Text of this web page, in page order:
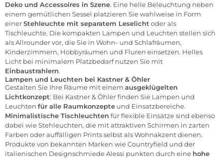
Deko und Accessoires in Szene. Eine helle Beleuchtung neben
einem gemütlichen Sessel platzieren Sie wahlweise in Form
einerStehleuchte mit separatem Leselicht oder als
Tischleuchte. Die kompakten Lampen und Leuchten stellen sich
als Allrounder vor, die Sie in Wohn- und Schlafräumen,
Kinderzimmern, Hobbyräumen und Fluren einsetzen. Helles
Licht bei minimalem Platzbedarf nutzen Sie mit
Einbaustrahlern.
Lampen und Leuchten bei Kastner & Öhler
Gestalten Sie Ihre Räume mit einem ausgeklügelten
Lichtkonzept: Bei Kastner & Öhler finden Sie Lampen und
Leuchten für alle Raumkonzepte und Einsatzbereiche.
Minimalistische Tischleuchten für flexible Einsätze sind ebenso
dabei wie Stehleuchten, die mit attraktiven Schirmen in zarten
Farben oder auffälligen Prints selbst als Wohnakzent dienen.
Produkte von bekannten Marken wieCountryfield und der
italienischen DesignschmiedeAlessi punkten durch eine hohe